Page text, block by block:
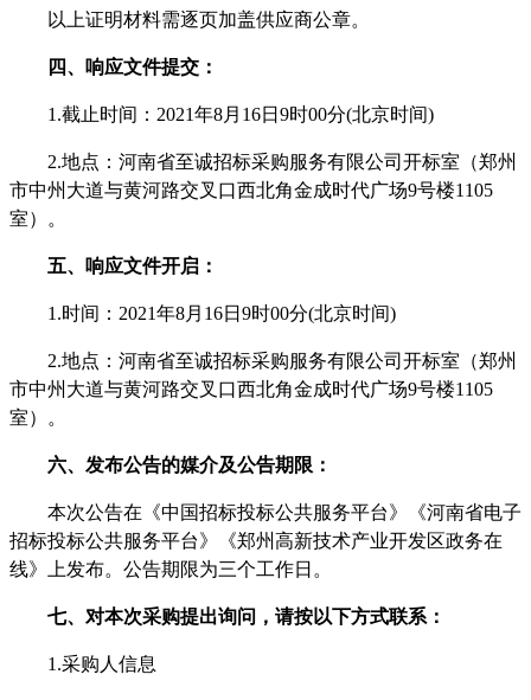
以上证明材料需逐页加盖供应商公章。
四、响应文件提交：
1.截止时间：2021年8月16日9时00分(北京时间)
2.地点：河南省至诚招标采购服务有限公司开标室（郑州
市中州大道与黄河路交叉口西北角金成时代广场9号楼1105
室）。
五、响应文件开启：
1.时间：2021年8月16日9时00分(北京时间)
2.地点：河南省至诚招标采购服务有限公司开标室（郑州
市中州大道与黄河路交叉口西北角金成时代广场9号楼1105
室）。
六、发布公告的媒介及公告期限：
本次公告在《中国招标投标公共服务平台》《河南省电子
招标投标公共服务平台》《郑州高新技术产业开发区政务在
线》上发布。公告期限为三个工作日。
七、 对本次采购提出询问，请按以下方式联系：
1.采购人信息